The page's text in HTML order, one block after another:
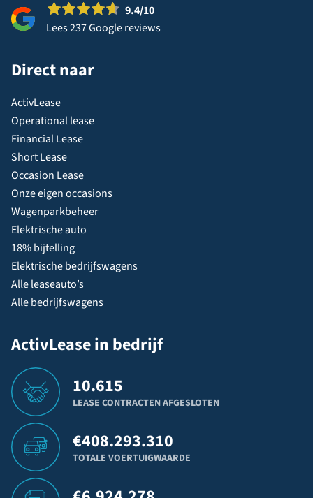
9.4/10
Lees 237 Google reviews
Direct naar
ActivLease
Operational lease
Financial Lease
Short Lease
Occasion Lease
Onze eigen occasions
Wagenparkbeheer
Elektrische auto
18% bijtelling
Elektrische bedrijfswagens
Alle leaseauto’s
Alle bedrijfswagens
ActivLease in bedrijf
10.615
LEASE CONTRACTEN AFGESLOTEN
€408.293.310
TOTALE VOERTUIGWAARDE